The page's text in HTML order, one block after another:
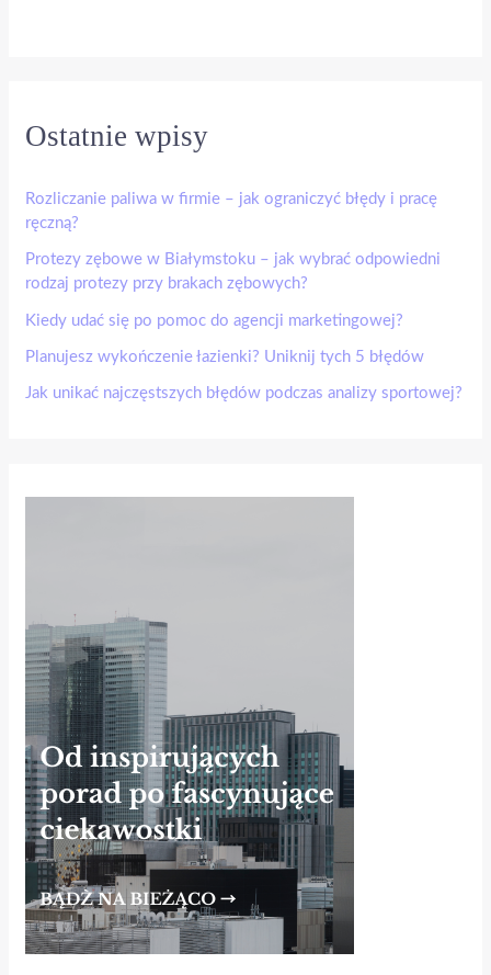
Ostatnie wpisy
Rozliczanie paliwa w firmie – jak ograniczyć błędy i pracę
ręczną?
Protezy zębowe w Białymstoku – jak wybrać odpowiedni
rodzaj protezy przy brakach zębowych?
Kiedy udać się po pomoc do agencji marketingowej?
Planujesz wykończenie łazienki? Uniknij tych 5 błędów
Jak unikać najczęstszych błędów podczas analizy sportowej?